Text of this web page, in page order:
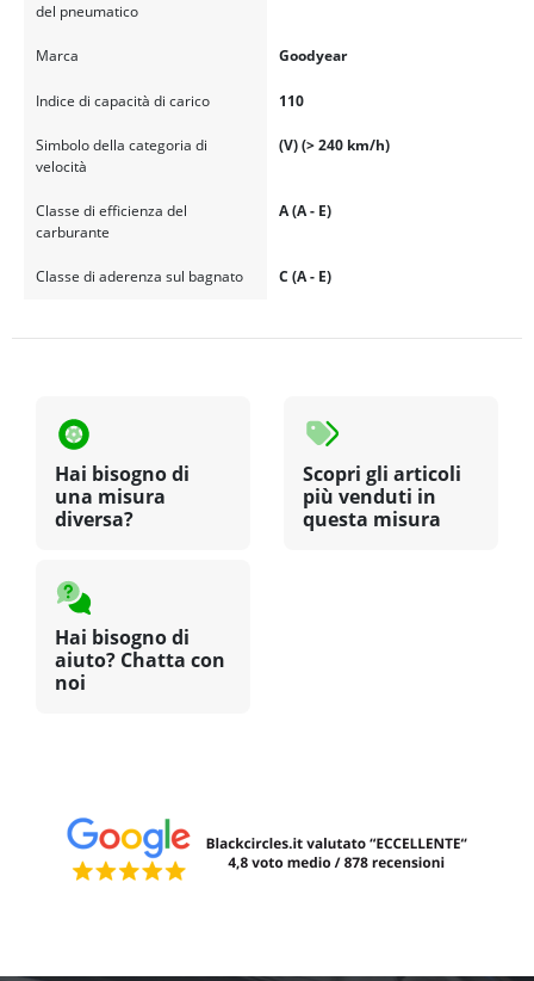
del pneumatico
Marca Goodyear
Indice di capacità di carico 110
Simbolo della categoria di
velocità
(V) (> 240 km/h)
Classe di efficienza del
carburante
A (A - E)
Classe di aderenza sul bagnato C (A - E)
Hai bisogno di
una misura
diversa?
Scopri gli articoli
più venduti in
questa misura
Hai bisogno di
aiuto? Chatta con
noi